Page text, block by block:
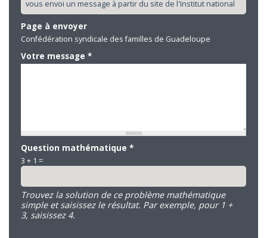
Page à envoyer
Confédération syndicale des familles de Guadeloupe
Votre message *
Question mathématique *
3 + 1 =
Trouvez la solution de ce problème mathématique
simple et saisissez le résultat. Par exemple, pour 1 +
3, saisissez 4.